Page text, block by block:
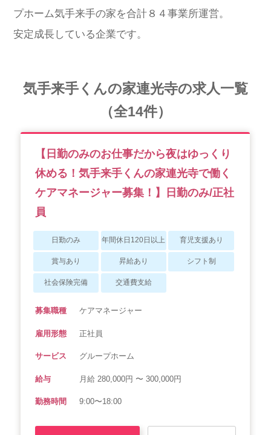
プホーム気手来手の家を合計８４事業所運営。
安定成長している企業です。
気手来手くんの家連光寺の求人一覧
（全14件）
【日勤のみのお仕事だから夜はゆっくり
休める！気手来手くんの家連光寺で働く
ケアマネージャー募集！】日勤のみ/正社
員
日勤のみ 年間休日120日以上 育児支援あり
賞与あり 昇給あり シフト制
社会保険完備 交通費支給
募集職種 ケアマネージャー
雇用形態 正社員
サービス グループホーム
給与 月給 280,000円 〜 300,000円
勤務時間 9:00〜18:00